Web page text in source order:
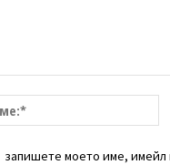
запишете моето име, имейл